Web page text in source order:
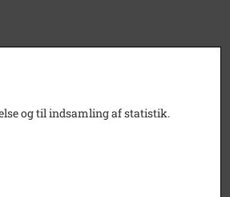
og til indsamling af statistik.